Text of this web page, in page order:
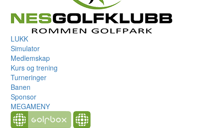
LUKK
Simulator
Medlemskap
Kurs og trening
Turneringer
Banen
Sponsor
MEGAMENY